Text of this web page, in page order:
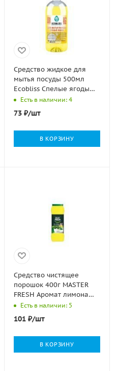
Средство жидкое для
мытья посуды 500мл
Ecobliss Спелые ягоды
1/1Есть в наличии: 4
73₽/шт
В КОРЗИНУ
Средство чистящее
порошок 400г MASTER
FRESH Аромат лимона
1/16Есть в наличии: 5
101₽/шт
В КОРЗИНУ